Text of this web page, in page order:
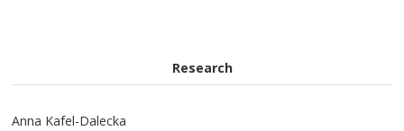
Research
Anna Kafel-Dalecka